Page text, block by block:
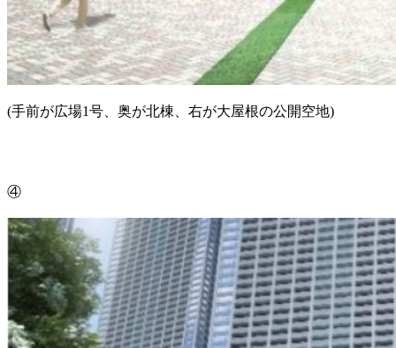
(手前が広場1号、奥が北棟、右が大屋根の公開空地)
④